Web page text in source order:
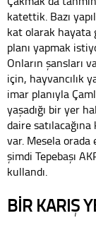
katettik. Bazı
kat olarak hayata
planı yapmak
Onların şansları
için, hayvancılık
imar planıyla
yaşadığı bir yer
daire
var. Mesela orada
şimdi Tepebaşı
kullandı.
BİR KARIŞ